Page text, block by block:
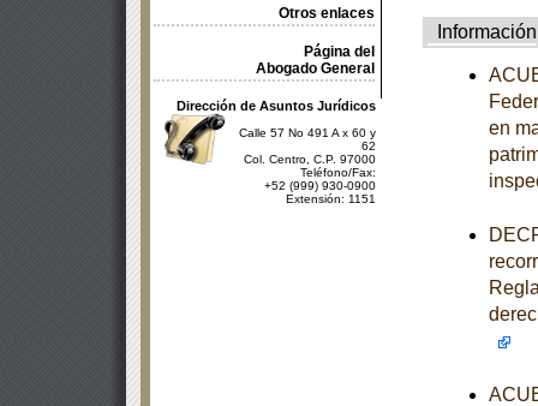
Otros enlaces
Página del
Abogado General
Dirección de Asuntos Jurídicos
Calle 57 No 491 A x 60 y
62
Col. Centro, C.P. 97000
Teléfono/Fax:
+52 (999) 930-0900
Extensión: 1151
Información
en